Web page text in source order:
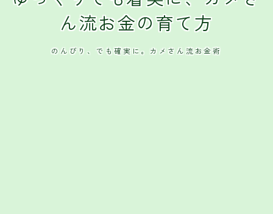
ん流お金の育て方
のんびり、でも確実に。カメさん流お金術